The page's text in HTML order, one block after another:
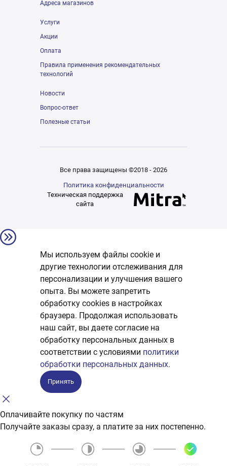
Адреса магазинов
Услуги
Акции
Оплата
Правила применения рекомендательных
технологий
Новости
Вопрос-ответ
Полезные статьи
Все права защищены ©2018 - 2026
Политика конфиденциальности
Техническая поддержка
сайта
Мы используем файлы cookie и
другие технологии отслеживания для
персонализации и улучшения вашего
опыта. Вы можете запретить
обработку сookies в настройках
браузера. Продолжая использовать
наш сайт, вы даете согласие на
обработку персональных данных в
соответствии с условиями политики
обработки персональных данных.
Принять
Оплачивайте покупку по частям
Получайте заказы сразу, а платите за них постепенно.